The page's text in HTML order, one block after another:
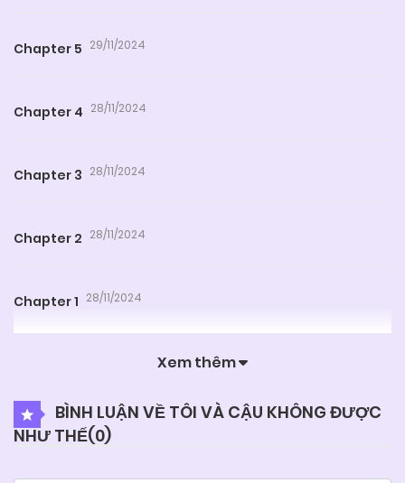
Chapter 5 29/11/2024
Chapter 4 28/11/2024
Chapter 3 28/11/2024
Chapter 2 28/11/2024
Chapter 1 28/11/2024
Xem thêm
BÌNH LUẬN VỀ TÔI VÀ CẬU KHÔNG ĐƯỢC
NHƯ THẾ(0)